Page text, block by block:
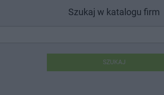
Szukaj w katalogu firm
SZUKAJ